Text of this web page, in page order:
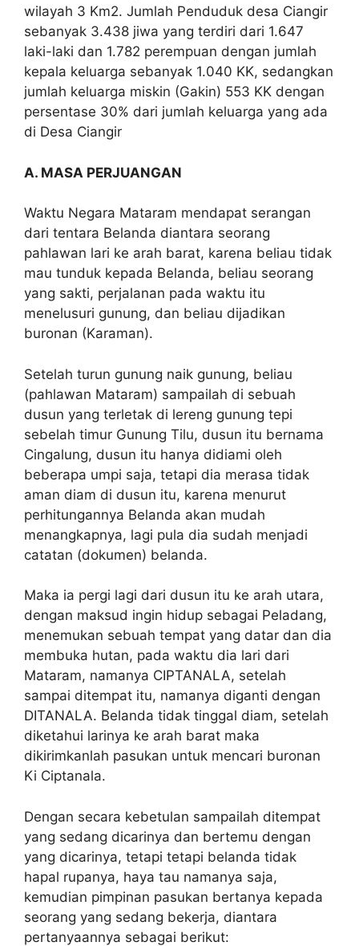
wilayah 3 Km2. Jumlah Penduduk desa Ciangir
sebanyak 3.438 jiwa yang terdiri dari 1.647
laki-laki dan 1.782 perempuan dengan jumlah
kepala keluarga sebanyak 1.040 KK, sedangkan
jumlah keluarga miskin (Gakin) 553 KK dengan
persentase 30% dari jumlah keluarga yang ada
di Desa Ciangir
A. MASA PERJUANGAN
Waktu Negara Mataram mendapat serangan
dari tentara Belanda diantara seorang
pahlawan lari ke arah barat, karena beliau tidak
mau tunduk kepada Belanda, beliau seorang
yang sakti, perjalanan pada waktu itu
menelusuri gunung, dan beliau dijadikan
buronan (Karaman).
Setelah turun gunung naik gunung, beliau
(pahlawan Mataram) sampailah di sebuah
dusun yang terletak di lereng gunung tepi
sebelah timur Gunung Tilu, dusun itu bernama
Cingalung, dusun itu hanya didiami oleh
beberapa umpi saja, tetapi dia merasa tidak
aman diam di dusun itu, karena menurut
perhitungannya Belanda akan mudah
menangkapnya, lagi pula dia sudah menjadi
catatan (dokumen) belanda.
Maka ia pergi lagi dari dusun itu ke arah utara,
dengan maksud ingin hidup sebagai Peladang,
menemukan sebuah tempat yang datar dan dia
membuka hutan, pada waktu dia lari dari
Mataram, namanya CIPTANALA, setelah
sampai ditempat itu, namanya diganti dengan
DITANALA. Belanda tidak tinggal diam, setelah
diketahui larinya ke arah barat maka
dikirimkanlah pasukan untuk mencari buronan
Ki Ciptanala.
Dengan secara kebetulan sampailah ditempat
yang sedang dicarinya dan bertemu dengan
yang dicarinya, tetapi tetapi belanda tidak
hapal rupanya, haya tau namanya saja,
kemudian pimpinan pasukan bertanya kepada
seorang yang sedang bekerja, diantara
pertanyaannya sebagai berikut: